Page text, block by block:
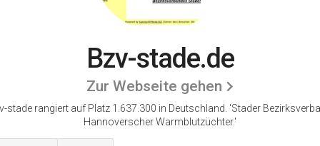
Bzv-stade.de
Zur Webseite gehen
stade rangiert auf Platz 1.637.300 in Deutschland. 'Stader
Hannoverscher Warmblutzüchter.'